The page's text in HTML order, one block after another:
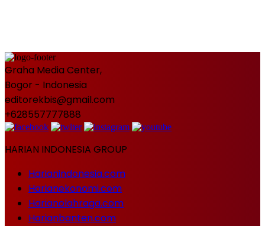
Graha Media Center,
Bogor - Indonesia
editorekbis@gmail.com
+628557777888
HARIAN INDONESIA GROUP
Harianindonesia.com
Harianekonomi.com
Harianolahraga.com
Harianbanten.com